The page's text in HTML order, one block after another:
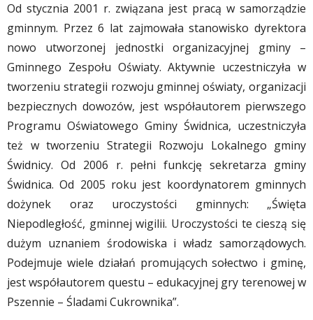
Od stycznia 2001 r. związana jest pracą w samorządzie
gminnym. Przez 6 lat zajmowała stanowisko dyrektora
nowo utworzonej jednostki organizacyjnej gminy –
Gminnego Zespołu Oświaty. Aktywnie uczestniczyła w
tworzeniu strategii rozwoju gminnej oświaty, organizacji
bezpiecznych dowozów, jest współautorem pierwszego
Programu Oświatowego Gminy Świdnica, uczestniczyła
też w tworzeniu Strategii Rozwoju Lokalnego gminy
Świdnicy. Od 2006 r. pełni funkcję sekretarza gminy
Świdnica. Od 2005 roku jest koordynatorem gminnych
dożynek oraz uroczystości gminnych: „Święta
Niepodległość, gminnej wigilii. Uroczystości te cieszą się
dużym uznaniem środowiska i władz samorządowych.
Podejmuje wiele działań promujących sołectwo i gminę,
jest współautorem questu – edukacyjnej gry terenowej w
Pszennie – Śladami Cukrownika”.